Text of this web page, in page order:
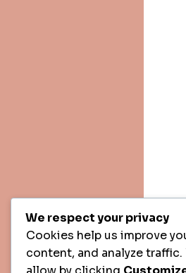
We respect your privacy
Cookies help us improve
content, and analyze